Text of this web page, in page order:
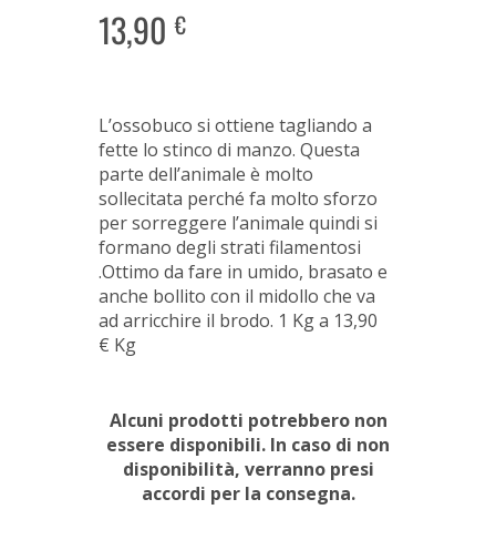
13,90€
L’ossobuco si ottiene tagliando a
fette lo stinco di manzo. Questa
parte dell’animale è molto
sollecitata perché fa molto sforzo
per sorreggere l’animale quindi si
formano degli strati filamentosi
.Ottimo da fare in umido, brasato e
anche bollito con il midollo che va
ad arricchire il brodo. 1 Kg a 13,90
€ Kg
Alcuni prodotti potrebbero non
essere disponibili. In caso di non
disponibilità, verranno presi
accordi per la consegna.